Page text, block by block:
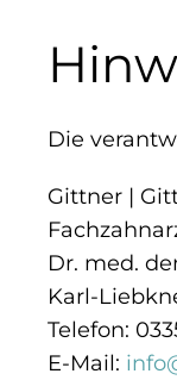
Die
Gittner |
Dr. med.
Karl-
Telefon:
E-Mail: